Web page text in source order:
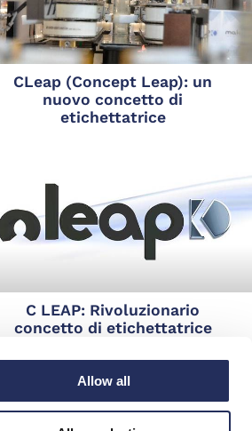
Allow all
CLeap (Concept Leap): un
nuovo concetto di
etichettatrice
C LEAP: Rivoluzionario
concetto di etichettatrice